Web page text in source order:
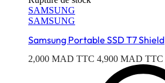
SAMSUNG
SAMSUNG
Samsung Portable SSD T7 Shield
2,000 MAD TTC 4,900 MAD TTC